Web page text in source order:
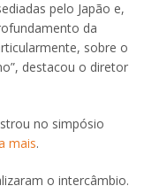
pelo Japão e,
da
sobre o
destacou o diretor
no simpósio
mais.
o intercâmbio.